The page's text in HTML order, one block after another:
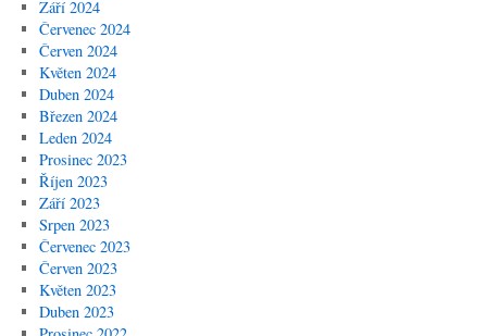
Září 2024
Červenec 2024
Červen 2024
Květen 2024
Duben 2024
Březen 2024
Leden 2024
Prosinec 2023
Říjen 2023
Září 2023
Srpen 2023
Červenec 2023
Červen 2023
Květen 2023
Duben 2023